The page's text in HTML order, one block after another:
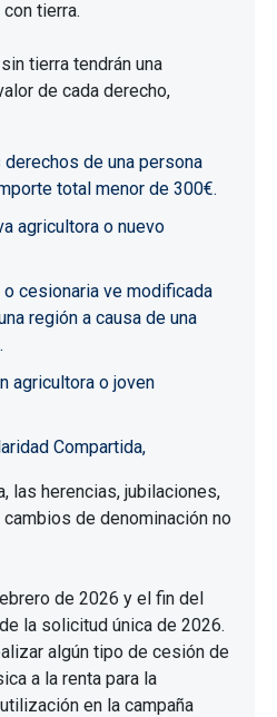
tierra.
tierra tendrán una
de cada derecho,
de una persona
total menor de 300€.
agricultora o nuevo
cesionaria ve modificada
región a causa de una
agricultora o joven
Compartida,
las herencias, jubilaciones,
de denominación no
de 2026 y el fin del
la solicitud única de 2026.
algún tipo de cesión de
a la renta para la
en la campaña